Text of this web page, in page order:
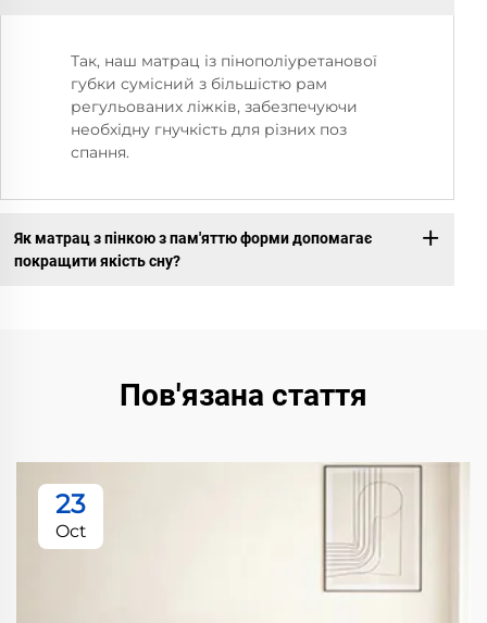
Так, наш матрац із пінополіуретанової
губки сумісний з більшістю рам
регульованих ліжків, забезпечуючи
необхідну гнучкість для різних поз
спання.
Як матрац з пінкою з пам'яттю форми допомагає
покращити якість сну?
Пов'язана стаття
23
Oct